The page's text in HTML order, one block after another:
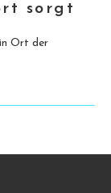
sorgt
Ort der